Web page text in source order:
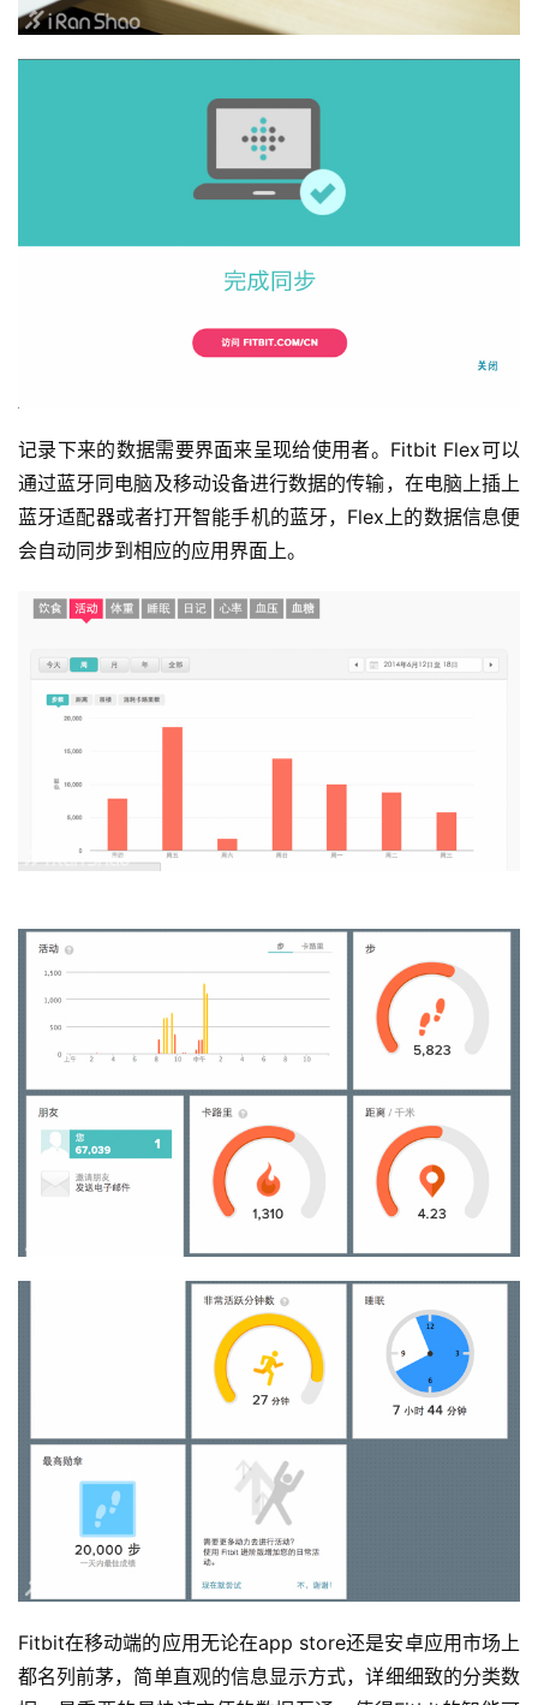
记录下来的数据需要界面来呈现给使用者。Fitbit Flex可以
通过蓝牙同电脑及移动设备进行数据的传输，在电脑上插上
蓝牙适配器或者打开智能手机的蓝牙，Flex上的数据信息便
会自动同步到相应的应用界面上。
Fitbit在移动端的应用无论在app store还是安卓应用市场上
都名列前茅，简单直观的信息显示方式，详细细致的分类数